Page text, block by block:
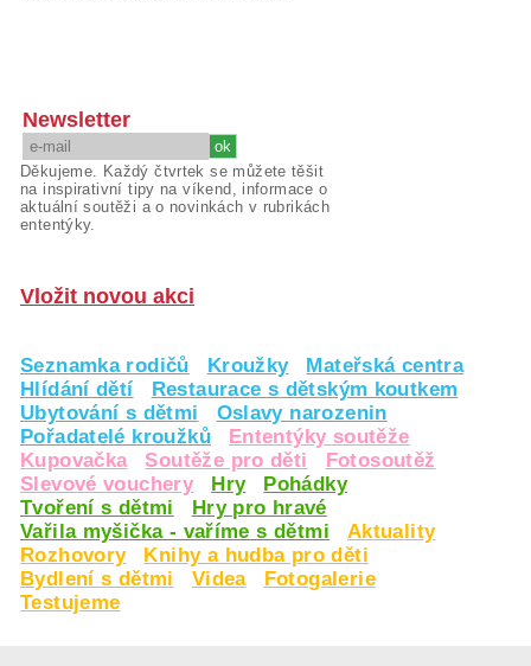
Newsletter
Děkujeme. Každý čtvrtek se můžete těšit
na inspirativní tipy na víkend, informace o
aktuální soutěži a o novinkách v rubrikách
ententýky.
Vložit novou akci
Seznamka rodičů Kroužky
Mateřská centra
Hlídání dětí
Restaurace s dětským koutkem
Ubytování s dětmi
Oslavy narozenin
Pořadatelé kroužků
Ententýky soutěže
Kupovačka
Soutěže pro děti
Fotosoutěž
Slevové vouchery
Hry
Pohádky
Tvoření s dětmi
Hry pro hravé
Vařila myšička - vaříme s dětmi
Aktuality
Rozhovory
Knihy a hudba pro děti
Bydlení s dětmi
Videa
Fotogalerie
Testujeme